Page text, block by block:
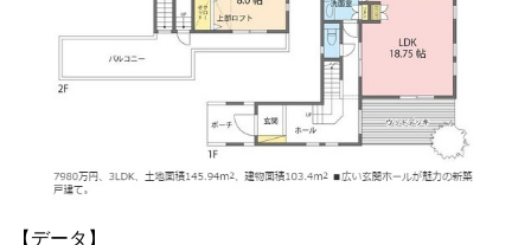
【データ】